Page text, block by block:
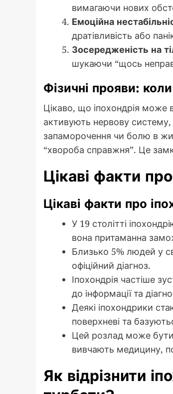
вимагаючи нових
Емоційна
дратівливість або
Зосередженість на
шукаючи “щось
Фізичні прояви:
Цікаво, що іпохондрія може
активують нервову
запаморочення чи болю в
“хвороба справжня”. Це
Цікаві факти
Цікаві факти про
У 19 столітті
вона притаманна
Близько 5% людей у
офіційний діагноз.
Іпохондрія частіше
до інформації та
Деякі іпохондрики
поверхневі та
Цей розлад може бути
вивчають медицину,
Як відрізнити